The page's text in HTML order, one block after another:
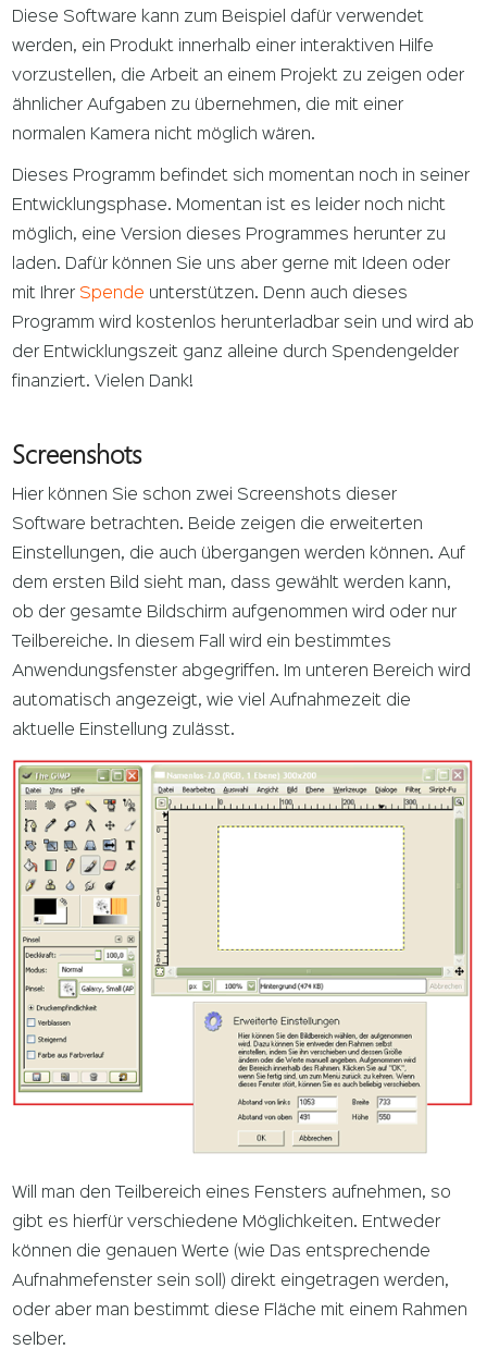
Diese Software kann zum Beispiel dafür verwendet
werden, ein Produkt innerhalb einer interaktiven Hilfe
vorzustellen, die Arbeit an einem Projekt zu zeigen oder
ähnlicher Aufgaben zu übernehmen, die mit einer
normalen Kamera nicht möglich wären.
Dieses Programm befindet sich momentan noch in seiner
Entwicklungsphase. Momentan ist es leider noch nicht
möglich, eine Version dieses Programmes herunter zu
laden. Dafür können Sie uns aber gerne mit Ideen oder
mit Ihrer Spende unterstützen. Denn auch dieses
Programm wird kostenlos herunterladbar sein und wird ab
der Entwicklungszeit ganz alleine durch Spendengelder
finanziert. Vielen Dank!
Screenshots
Hier können Sie schon zwei Screenshots dieser
Software betrachten. Beide zeigen die erweiterten
Einstellungen, die auch übergangen werden können. Auf
dem ersten Bild sieht man, dass gewählt werden kann,
ob der gesamte Bildschirm aufgenommen wird oder nur
Teilbereiche. In diesem Fall wird ein bestimmtes
Anwendungsfenster abgegriffen. Im unteren Bereich wird
automatisch angezeigt, wie viel Aufnahmezeit die
aktuelle Einstellung zulässt.
Will man den Teilbereich eines Fensters aufnehmen, so
gibt es hierfür verschiedene Möglichkeiten. Entweder
können die genauen Werte (wie Das entsprechende
Aufnahmefenster sein soll) direkt eingetragen werden,
oder aber man bestimmt diese Fläche mit einem Rahmen
selber.